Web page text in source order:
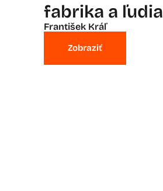
fabrika a ľudia
František Kráľ
Zobraziť